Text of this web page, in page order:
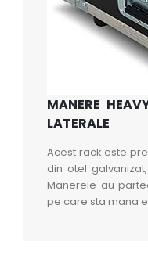
MANERE
LATERALE
Acest rack este
din otel
Manerele au
pe care sta mana